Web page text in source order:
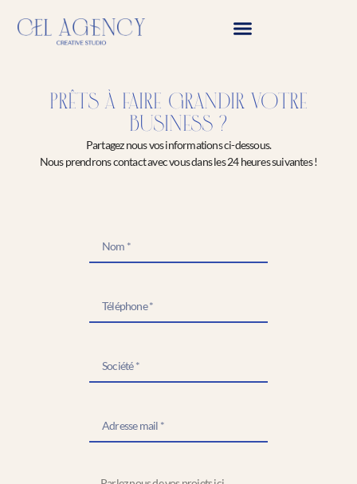
PRÊTS À FAIRE GRANDIR VOTRE
BUSINESS ?
Partagez nous vos informations ci-dessous.
Nous prendrons contact avec vous dans les 24 heures suivantes !